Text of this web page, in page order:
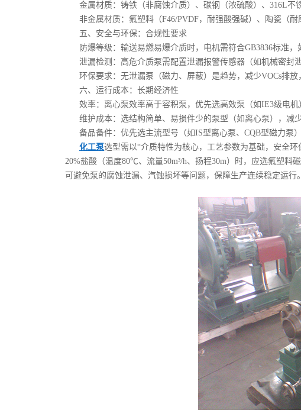
金属材质：铸铁（非腐蚀介质）、碳钢（浓硫酸）、316L不
非金属材质：氟塑料（F46/PVDF，耐强酸强碱）、陶瓷（
五、安全与环保：合规性要求
防爆等级：输送易燃易爆介质时，电机需符合GB3836标准
泄漏检测：高危介质泵需配置泄漏报警传感器（如机械密封
环保要求：无泄漏泵（磁力、屏蔽）是趋势，减少VOCs排放
六、运行成本：长期经济性
效率：离心泵效率高于容积泵，优先选高效泵（如IE3级电机
维护成本：选结构简单、易损件少的泵型（如离心泵），减
备品备件：优先选主流型号（如IS型离心泵、CQB型磁力泵
化工泵选型需以“介质特性为核心，工艺参数为基础，安全
20%盐酸（温度80℃、流量50m³/h、扬程30m）时，应选氟塑
可避免泵的腐蚀泄漏、汽蚀损坏等问题，保障生产连续稳定运行。